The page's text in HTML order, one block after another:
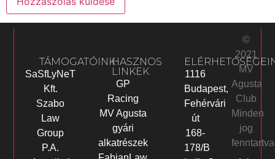
TÁMOGATÓINK
SaSfLyNeT
Kft.
Szabo
Law
Group
P.A.
HASZNOS
LINKEK
GP
Racing
MV Agusta
gyári
alkatrészek
1116
Budapest,
Fehérvári
út
168-
178/B
©
2021
MV
Agusta
Club
Minden
jog